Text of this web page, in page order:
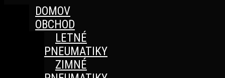
DOMOV
OBCHOD
LETNÉ
PNEUMATIKY
ZIMNÉ